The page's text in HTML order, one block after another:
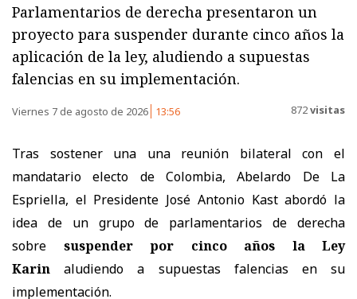
Parlamentarios de derecha presentaron un
proyecto para suspender durante cinco años la
aplicación de la ley, aludiendo a supuestas
falencias en su implementación.
Viernes 7 de agosto de 2026 13:56 872visitas
Tras sostener una una reunión bilateral con el
mandatario electo de Colombia, Abelardo De La
Espriella, el Presidente José Antonio Kast abordó la
idea de un grupo de parlamentarios de derecha
sobre suspender por cinco años la Ley
Karin aludiendo a supuestas falencias en su
implementación.